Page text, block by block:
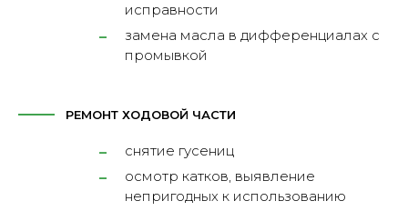
исправности
замена масла в дифференциалах с
промывкой
РЕМОНТ ХОДОВОЙ ЧАСТИ
снятие гусениц
осмотр катков, выявление
непригодных к использованию